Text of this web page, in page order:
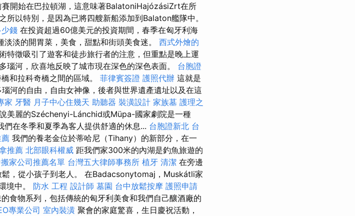
賽開始在巴拉頓湖，這意味著BalatoniHajózásiZrt在所
所以特別，是因為已將四艘新船添加到Balaton艦隊中。
少錢 在投資超過60億美元的投資期間，春季在匈牙利海
淡的開胃菜，美食，甜點和街頭美食迷。 西式外燴的
特徵吸引了遊客和徒步旅行者的注意，但重點是晚上運
瑙河，欣喜地反映了城市現在深色的深色表面。 台胞證
和拉科奇橋之間的區域。 菲律賓簽證 護照代辦 這就是
河的自由，自由女神像，後者與世界遺產遺址以及在這
家 牙醫 月子中心住幾天 助聽器 裝潢設計 家族墓 護理之
美麗的Széchenyi-Lánchid或Müpa-國家劇院是一種
在冬季和夏季為客人提供舒適的休息... 台胞證新北 台
我們的養老金位於蒂哈尼（Tihany）的新部分，在一
推薦 北部眼科權威 距我們家300米的內湖是釣魚旅遊的
家公司推薦名單 台灣五大律師事務所 植牙 清潔 在旁邊
，從小孩子到老人。 在Badacsonytomaj，Muskátli家
境中。 防水 工程 設計師 墓園 台中放鬆按摩 護照申請
食物系列，包括傳統的匈牙利美食和我們自己釀酒廠的
專業公司 室內裝潢 聚會的家庭驚喜，生日慶祝活動，